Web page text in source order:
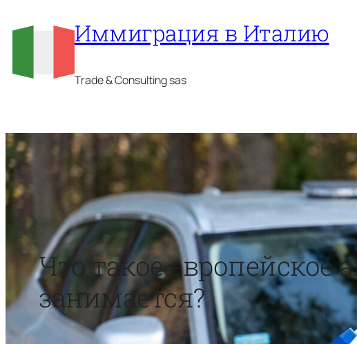
Иммиграция в Италию
Trade & Consulting sas
Что такое европейское
занимается?